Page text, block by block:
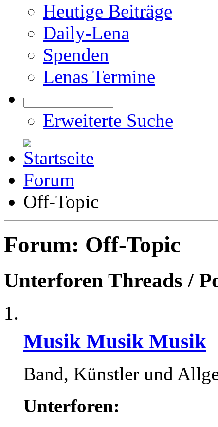
Heutige Beiträge
Daily-Lena
Spenden
Lenas Termine
Erweiterte Suche
Forum
Off-Topic
Forum: Off-Topic
Unterforen Threads /
Musik Musik Musik
Band, Künstler und
Unterforen: